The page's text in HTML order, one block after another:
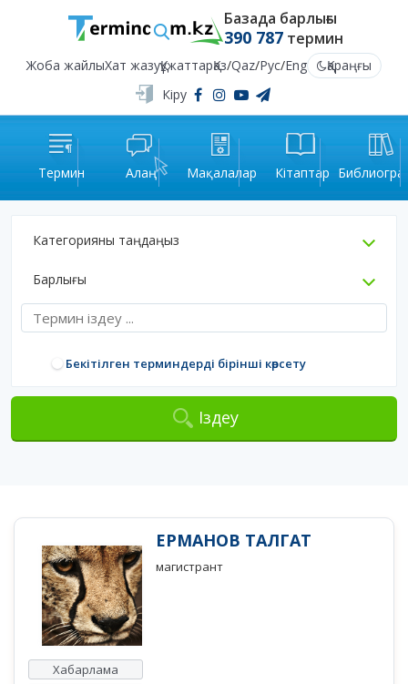
Базада барлығы
390 787термин
Жоба жайлыХат жазуҚұжаттарҚаз/Qaz/Рус/Eng
Қараңғы
Кіру
Термин Алаң Мақалалар Кітаптар
Категорияны таңдаңыз
Барлығы
Бекітілген терминдерді бірінші көрсету
Іздеу
Хабарлама
ЕРМАНОВ ТАЛГАТ
магистрант